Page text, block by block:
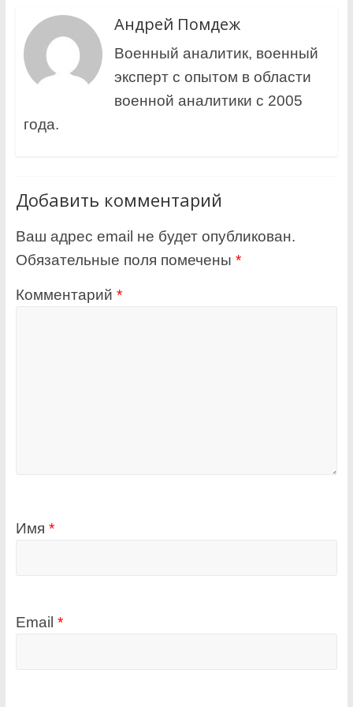
Андрей Помдеж
Военный аналитик, военный
эксперт с опытом в области
военной аналитики с 2005
года.
Добавить комментарий
Ваш адрес email не будет опубликован.
Обязательные поля помечены *
Комментарий *
Имя *
Email *